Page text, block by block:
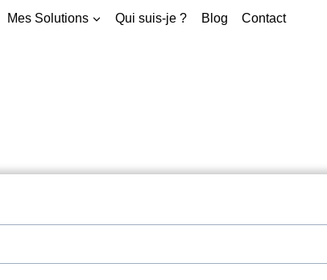
Mes Solutions Qui suis-je ? Blog Contact